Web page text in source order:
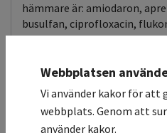
hämmare är: amiodaron,
busulfan, ciprofloxacin,
ketokonazol, klaritromycin,
Samtidig administrering av
allopurinol, cimetidin eller
hämmad nedbrytning eller
ökad koncentration av
Webbplatsen
Vi använder kakor för att
webbplats. Genom att
använder kakor.